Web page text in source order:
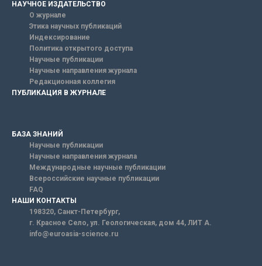
НАУЧНОЕ ИЗДАТЕЛЬСТВО
О журнале
Этика научных публикаций
Индексирование
Политика открытого доступа
Научные публикации
Научные направления журнала
Редакционная коллегия
ПУБЛИКАЦИЯ В ЖУРНАЛЕ
БАЗА ЗНАНИЙ
Научные публикации
Научные направления журнала
Международные научные публикации
Всероссийские научные публикации
FAQ
НАШИ КОНТАКТЫ
198320, Санкт-Петербург,
г. Красное Село, ул. Геологическая, дом 44, ЛИТ А.
info@euroasia-science.ru